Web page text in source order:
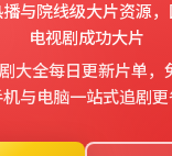
与院线级大片资源，
电视剧成功大片
大全每日更新片单，
与电脑一站式追剧更